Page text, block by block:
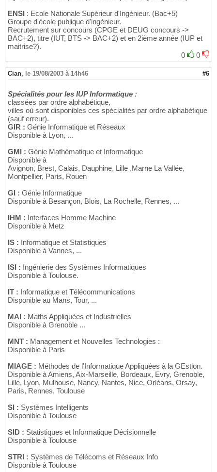
ENSI : Ecole Nationale Supérieur d'Ingénieur. (Bac+5)
Groupe d'école publique d'ingénieur.
Recrutement sur concours (CPGE et DEUG concours ->
BAC+2), titre (IUT, BTS -> BAC+2) et en 2ième année (IUP et
maitrise?).
0
0
Cian, le 19/08/2003 à 14h46 #6
Spécialités pour les IUP Informatique :
classées par ordre alphabétique,
villes où sont disponibles ces spécialités par ordre alphabétique
(sauf erreur).
GIR : Génie Informatique et Réseaux
Disponible à Lyon, ...
GMI : Génie Mathématique et Informatique
Disponible à
Avignon, Brest, Calais, Dauphine, Lille ,Marne La Vallée,
Montpellier, Paris, Rouen
GI : Génie Informatique
Disponible à Besançon, Blois, La Rochelle, Rennes, ...
IHM : Interfaces Homme Machine
Disponible à Metz
IS : Informatique et Statistiques
Disponible à Vannes, ...
ISI : Ingénierie des Systèmes Informatiques
Disponible à Toulouse.
IT : Informatique et Télécommunications
Disponible au Mans, Tour, ...
MAI : Maths Appliquées et Industrielles
Disponible à Grenoble ...
MNT : Management et Nouvelles Technologies :
Disponible à Paris
MIAGE : Méthodes de l'Informatique Appliquées à la GEstion.
Disponible à Amiens, Aix-Marseille, Bordeaux, Evry, Grenoble,
Lille, Lyon, Mulhouse, Nancy, Nantes, Nice, Orléans, Orsay,
Paris, Rennes, Toulouse
SI : Systèmes Intelligents
Disponible à Toulouse
SID : Statistiques et Informatique Décisionnelle
Disponible à Toulouse
STRI : Systèmes de Télécoms et Réseaux Info
Disponible à Toulouse